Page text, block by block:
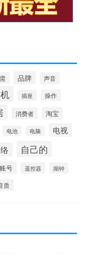
品牌 声音
插座 操作
消费者
淘宝
电池 电脑 电视
自己的
账号 遥控器 闹钟
质